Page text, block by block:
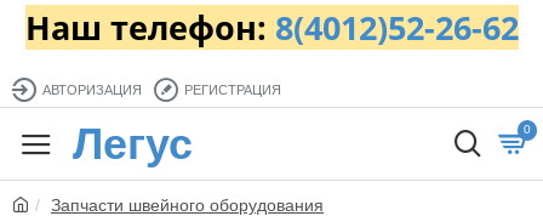
Наш телефон: 8(4012)52-26-62
АВТОРИЗАЦИЯ РЕГИСТРАЦИЯ
Легус 0
Запчасти швейного оборудования